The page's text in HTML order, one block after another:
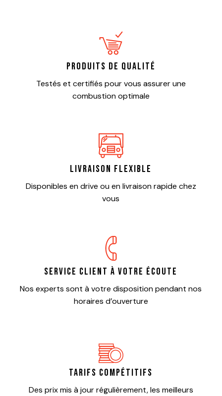
Produits de qualité
Testés et certifiés pour vous assurer une
combustion optimale
Livraison flexible
Disponibles en drive ou en livraison rapide chez
vous
Service client à votre écoute
Nos experts sont à votre disposition pendant nos
horaires d’ouverture
Tarifs compétitifs
Des prix mis à jour régulièrement, les meilleurs